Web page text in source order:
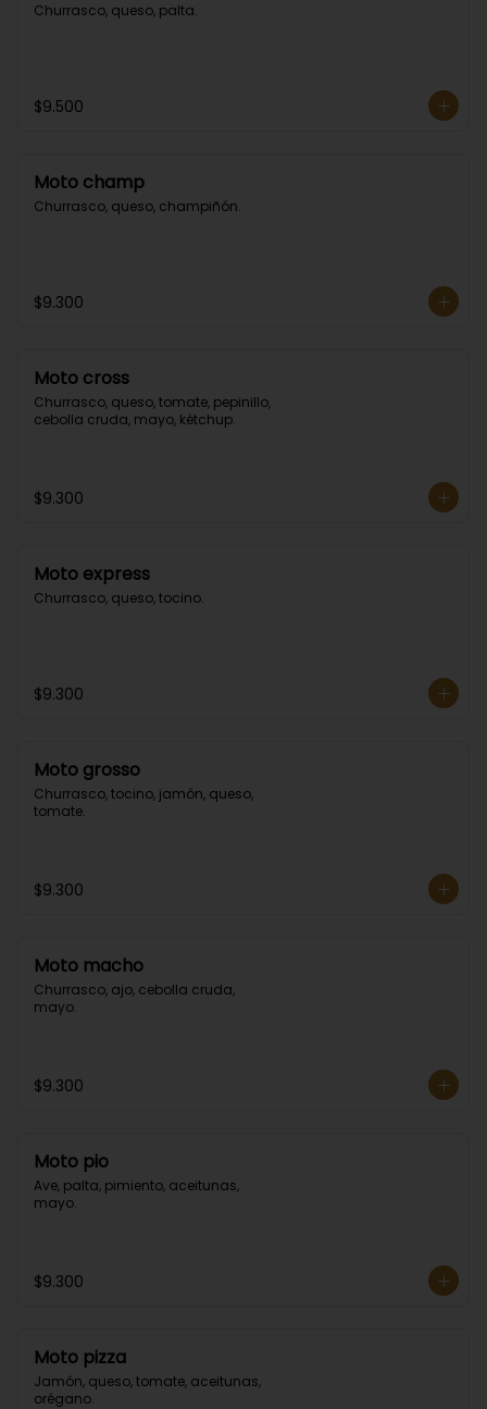
Churrasco, queso, palta.
$9.500
Moto champ
Churrasco, queso, champiñón.
$9.300
Moto cross
Churrasco, queso, tomate, pepinillo,
cebolla cruda, mayo, kétchup.
$9.300
Moto express
Churrasco, queso, tocino.
$9.300
Moto grosso
Churrasco, tocino, jamón, queso,
tomate.
$9.300
Moto macho
Churrasco, ajo, cebolla cruda,
mayo.
$9.300
Moto pio
Ave, palta, pimiento, aceitunas,
mayo.
$9.300
Moto pizza
Jamón, queso, tomate, aceitunas,
orégano.